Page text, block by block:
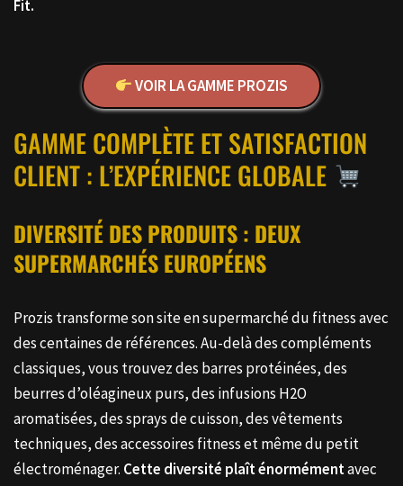
Fit.
VOIR LA GAMME PROZIS
GAMME COMPLÈTE ET SATISFACTION
CLIENT : L’EXPÉRIENCE GLOBALE
DIVERSITÉ DES PRODUITS : DEUX
SUPERMARCHÉS EUROPÉENS
Prozis transforme son site en supermarché du fitness avec
des centaines de références. Au-delà des compléments
classiques, vous trouvez des barres protéinées, des
beurres d’oléagineux purs, des infusions H2O
aromatisées, des sprays de cuisson, des vêtements
techniques, des accessoires fitness et même du petit
électroménager. Cette diversité plaît énormémentavec